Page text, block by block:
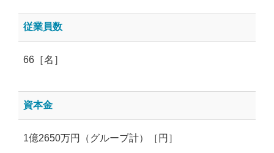
従業員数
66［名］
資本金
1億2650万円（グループ計）［円］